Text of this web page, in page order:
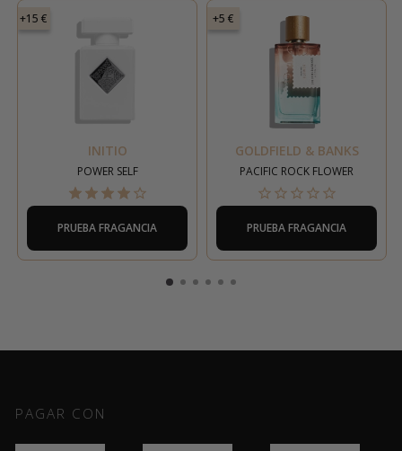
+15 €
INITIO
POWER SELF
PRUEBA FRAGANCIA
+5 €
GOLDFIELD & BANKS
PACIFIC ROCK FLOWER
PRUEBA FRAGANCIA
PAGAR CON